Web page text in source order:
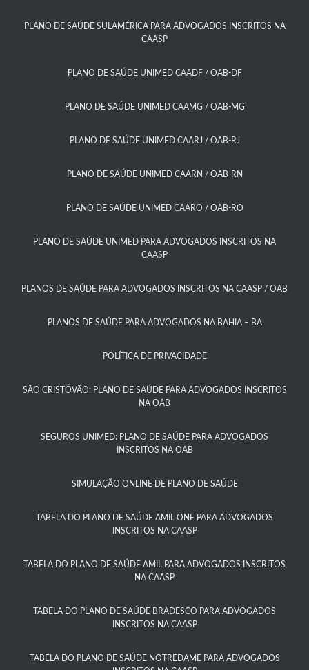
PLANO DE SAÚDE SULAMÉRICA PARA ADVOGADOS INSCRITOS NA
CAASP​
PLANO DE SAÚDE UNIMED CAADF / OAB-DF​
PLANO DE SAÚDE UNIMED CAAMG / OAB-MG​
PLANO DE SAÚDE UNIMED CAARJ / OAB-RJ​
PLANO DE SAÚDE UNIMED CAARN / OAB-RN
PLANO DE SAÚDE UNIMED CAARO / OAB-RO​
PLANO DE SAÚDE UNIMED PARA ADVOGADOS INSCRITOS NA
CAASP​
PLANOS DE SAÚDE PARA ADVOGADOS INSCRITOS NA CAASP / OAB
PLANOS DE SAÚDE PARA ADVOGADOS NA BAHIA – BA​
POLÍTICA DE PRIVACIDADE
SÃO CRISTÓVÃO: PLANO DE SAÚDE PARA ADVOGADOS INSCRITOS
NA OAB
SEGUROS UNIMED: PLANO DE SAÚDE PARA ADVOGADOS
INSCRITOS NA OAB
SIMULAÇÃO ONLINE DE PLANO DE SAÚDE
TABELA DO PLANO DE SAÚDE AMIL ONE PARA ADVOGADOS
INSCRITOS NA CAASP​
TABELA DO PLANO DE SAÚDE AMIL PARA ADVOGADOS INSCRITOS
NA CAASP​
TABELA DO PLANO DE SAÚDE BRADESCO PARA ADVOGADOS
INSCRITOS NA CAASP​
TABELA DO PLANO DE SAÚDE NOTREDAME PARA ADVOGADOS